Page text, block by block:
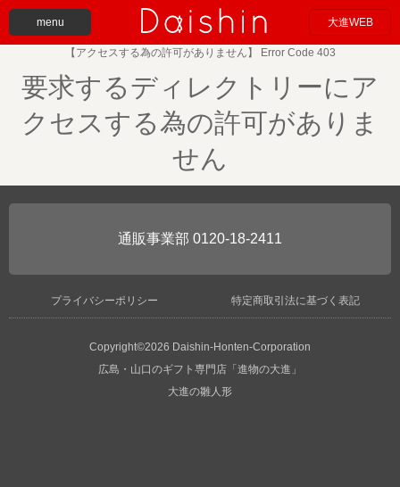
menu 大進WEB
【アクセスする為の許可がありません】 Error Code 403
要求するディレクトリーにア
クセスする為の許可がありま
せん
0120-18-2411
プライバシーポリシー 特定商取引法に基づく表記
Copyright©2026 Daishin-Honten-Corporation
広島・山口のギフト専門店「進物の大進」
大進の雛人形